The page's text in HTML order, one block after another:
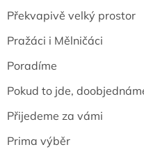
Překvapivě velký prostor
Pražáci i Mělničáci
Poradíme
Pokud to jde,
Přijedeme za vámi
Prima výběr